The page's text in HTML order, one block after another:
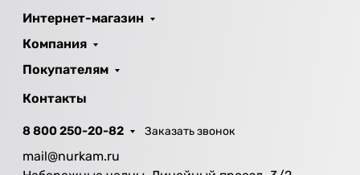
Интернет-магазин
Компания
Покупателям
Контакты
8 800 250-20-82 Заказать звонок
mail@nurkam.ru